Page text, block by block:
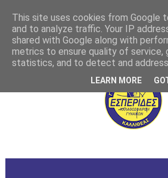
This site uses cookies from Google
and to analyze traffic. Your IP
shared with Google along with
metrics to ensure quality of service,
statistics, and to detect and
LEARN MORE